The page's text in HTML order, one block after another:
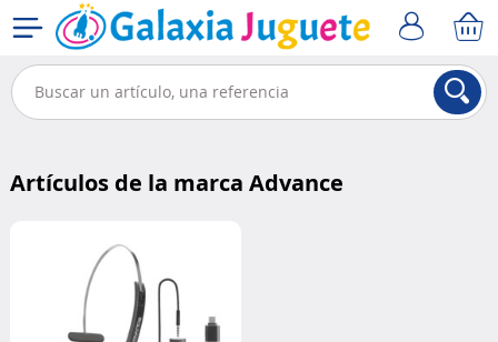
Artículos de la marca Advance